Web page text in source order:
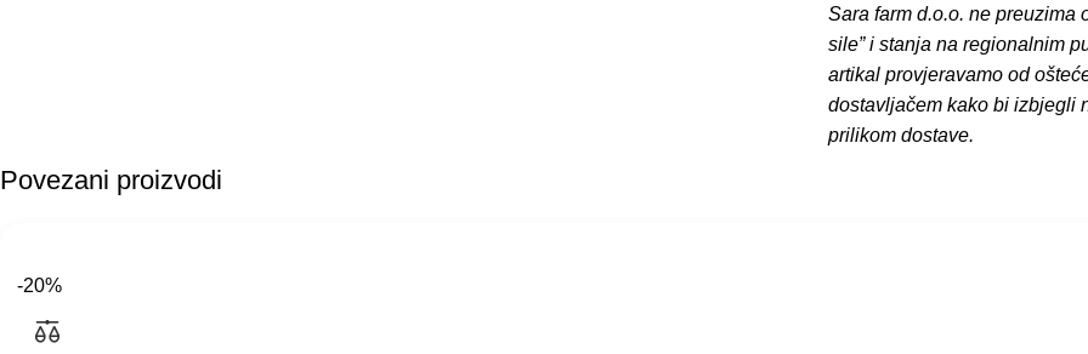
Sara farm d.o.o. ne preuzima
sile” i stanja na regionalnim
artikal provjeravamo od
dostavljačem kako bi izbjegli
prilikom dostave.
Povezani proizvodi
-20%